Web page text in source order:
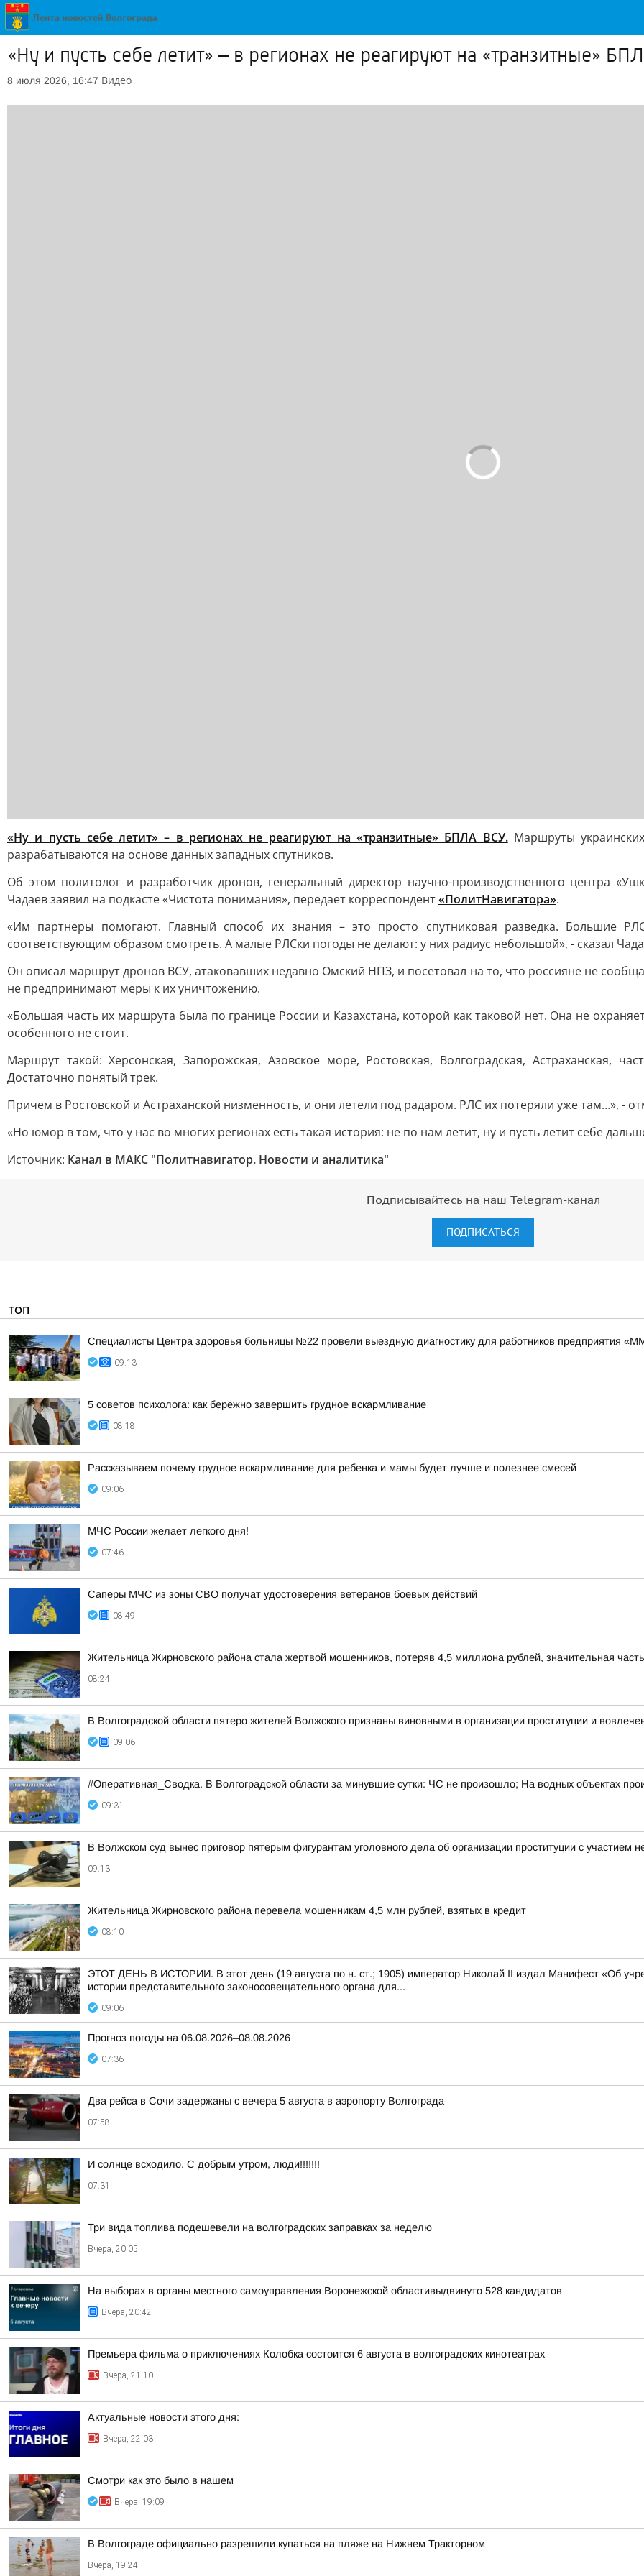
«Ну и пусть себе летит» – в регионах не реагируют на «транзитные»
8 июля 2026, 16:47 Видео
«Ну и пусть себе летит» – в регионах не реагируют на «транзитные» БПЛА ВСУ.Маршруты
разрабатываются на основе данных западных спутников.
Об этом политолог и разработчик дронов, генеральный директор научно-производственного центра
Чадаев заявил на подкасте «Чистота понимания», передает корреспондент«ПолитНавигатора».
«Им партнеры помогают. Главный способ их знания – это просто спутниковая разведка. Большие
соответствующим образом смотреть. А малые РЛСки погоды не делают: у них радиус небольшой», - сказал
Он описал маршрут дронов ВСУ, атаковавших недавно Омский НПЗ, и посетовал на то, что россияне не
не предпринимают меры к их уничтожению.
«Большая часть их маршрута была по границе России и Казахстана, которой как таковой нет. Она не
особенного не стоит.
Маршрут такой: Херсонская, Запорожская, Азовское море, Ростовская, Волгоградская, Астраханская,
Достаточно понятый трек.
Причем в Ростовской и Астраханской низменность, и они летели под радаром. РЛС их потеряли уже там…», -
«Но юмор в том, что у нас во многих регионах есть такая история: не по нам летит, ну и пусть летит себе
Источник: Канал в МАКС "Политнавигатор. Новости и аналитика"
Подписывайтесь на наш Telegram-канал
ПОДПИСАТЬСЯ
ТОП
Специалисты Центра здоровья больницы №22 провели выездную диагностику для работников предприятия
09:13
5 советов психолога: как бережно завершить грудное вскармливание
08:18
Рассказываем почему грудное вскармливание для ребенка и мамы будет лучше и полезнее смесей
09:06
МЧС России желает легкого дня!
07:46
Саперы МЧС из зоны СВО получат удостоверения ветеранов боевых действий
08:49
Жительница Жирновского района стала жертвой мошенников, потеряв 4,5 миллиона рублей, значительная
08:24
В Волгоградской области пятеро жителей Волжского признаны виновными в организации проституции и
09:06
#Оперативная_Сводка. В Волгоградской области за минувшие сутки: ЧС не произошло; На водных объектах
09:31
В Волжском суд вынес приговор пятерым фигурантам уголовного дела об организации проституции с участием
09:13
Жительница Жирновского района перевела мошенникам 4,5 млн рублей, взятых в кредит
08:10
ЭТОТ ДЕНЬ В ИСТОРИИ. В этот день (19 августа по н. ст.; 1905) император Николай II издал Манифест «Об
истории представительного законосовещательного органа для...
09:06
Прогноз погоды на 06.08.2026–08.08.2026
07:36
Два рейса в Сочи задержаны с вечера 5 августа в аэропорту Волгограда
07:58
И солнце всходило. С добрым утром, люди!!!!!!!
07:31
Три вида топлива подешевели на волгоградских заправках за неделю
Вчера, 20:05
На выборах в органы местного самоуправления Воронежской областивыдвинуто 528 кандидатов
Вчера, 20:42
Премьера фильма о приключениях Колобка состоится 6 августа в волгоградских кинотеатрах
Вчера, 21:10
Актуальные новости этого дня:
Вчера, 22:03
Смотри как это было в нашем
Вчера, 19:09
В Волгограде официально разрешили купаться на пляже на Нижнем Тракторном
Вчера, 19:24